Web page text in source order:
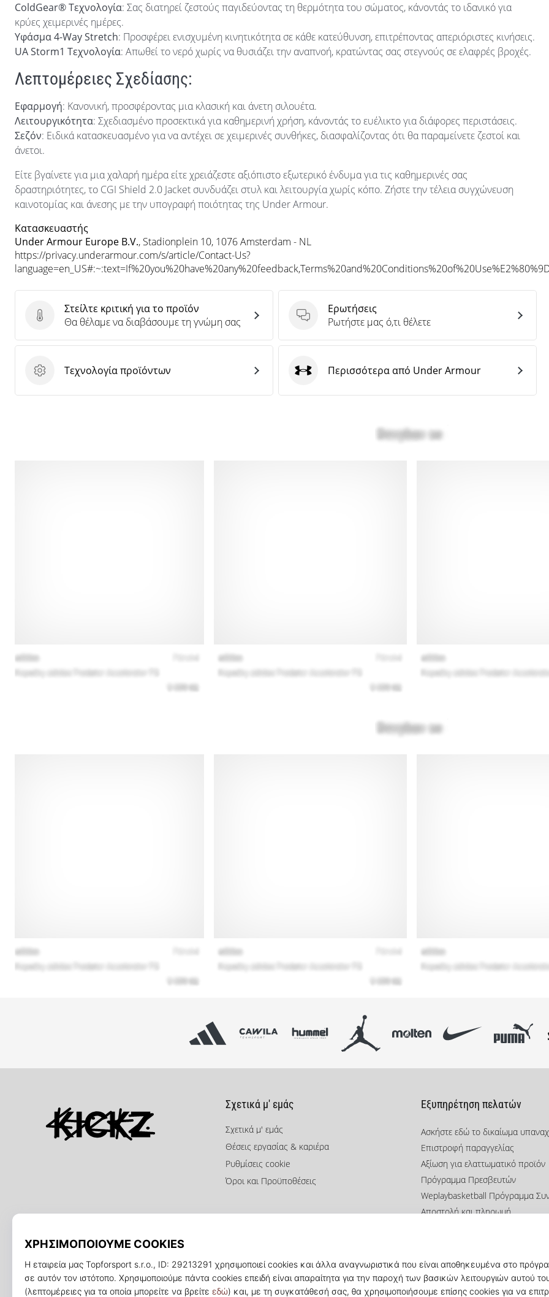
ColdGear® Τεχνολογία: Σας διατηρεί ζεστούς παγιδεύοντας τη θερμότητα του σώματος, κάνοντάς το ιδανικό για
κρύες χειμερινές ημέρες.
Υφάσμα 4-Way Stretch: Προσφέρει ενισχυμένη κινητικότητα σε κάθε κατεύθυνση, επιτρέποντας απεριόριστες κινήσεις.
UA Storm1 Τεχνολογία: Απωθεί το νερό χωρίς να θυσιάζει την αναπνοή, κρατώντας σας στεγνούς σε ελαφρές βροχές.
Λεπτομέρειες Σχεδίασης:
Εφαρμογή: Κανονική, προσφέροντας μια κλασική και άνετη σιλουέτα.
Λειτουργικότητα: Σχεδιασμένο προσεκτικά για καθημερινή χρήση, κάνοντάς το ευέλικτο για διάφορες περιστάσεις.
Σεζόν: Ειδικά κατασκευασμένο για να αντέχει σε χειμερινές συνθήκες, διασφαλίζοντας ότι θα παραμείνετε ζεστοί και
άνετοι.
Είτε βγαίνετε για μια χαλαρή ημέρα είτε χρειάζεστε αξιόπιστο εξωτερικό ένδυμα για τις καθημερινές σας
δραστηριότητες, το CGI Shield 2.0 Jacket συνδυάζει στυλ και λειτουργία χωρίς κόπο. Ζήστε την τέλεια συγχώνευση
καινοτομίας και άνεσης με την υπογραφή ποιότητας της Under Armour.
Κατασκευαστής
Under Armour Europe B.V., Stadionplein 10, 1076 Amsterdam - NL
https://privacy.underarmour.com/s/article/Contact-Us?
Στείλτε κριτική για το προϊόν
Στείλτε κριτική για το προϊόν
Θα θέλαμε να διαβάσουμε τη γνώμη σας
Ερωτήσεις
Ερωτήσεις
Ρωτήστε μας ό,τι θέλετε
Τεχνολογία προϊόντων
Τεχνολογία προϊόντων Under Armour
Περισσότερα από Under Armour
Σχετικά μ' εμάς
Σχετικά μ' εμάς
Θέσεις εργασίας & καριέρα
Ρυθμίσεις cookie
Όροι και Προϋποθέσεις
Εξυπηρέτηση πελατών
Ασκήστε εδώ το δικαίωμα
Επιστροφή παραγγελίας
Αξίωση για ελαττωματικό προϊόν
Πρόγραμμα Πρεσβευτών
Weplaybasketball Πρόγραμμα
Αποστολή και πληρωμή
Συχνές ερωτήσεις
Πολιτική απορρήτου